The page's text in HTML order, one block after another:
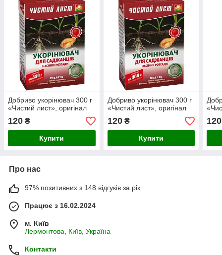
Добриво укорінювач 300 г
«Чистий лист», оригінал
120 ₴
Купити
Добриво укорінювач 300 г
«Чистий лист», оригінал
120₴
Купити
120
Про нас
97% позитивних з 148 відгуків за рік
Працює з 16.02.2024
м. Київ
Лермонтова, Київ, Україна
Контакти